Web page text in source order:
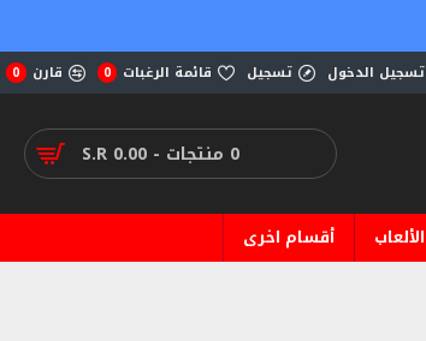
تسجيل الدخول تسجيل قائمة الرغبات 0 قارن 0
0 منتجات - S.R 0.00
الألعاب أقسام اخرى